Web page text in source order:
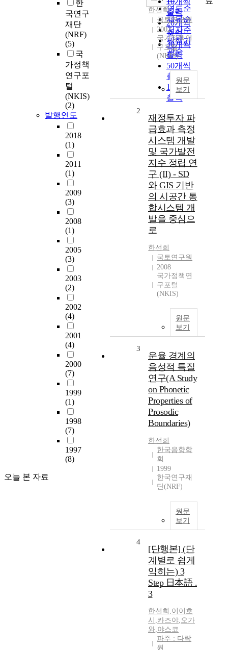
한
국연구
재단
(NRF)
(5)
국
가정책
연구포
털
(NKIS)
(2)
발행연도
2018
(1)
2011
(1)
2009
(3)
2008
(1)
2005
(3)
2003
(2)
2002
(4)
2001
(4)
2000
(7)
1999
(1)
1998
(7)
1997
(8)
오늘 본 자료
연도순
제목순
저자순
발행기
관순
출력
20개씩
출력
30개씩
출력
50개씩
출력
100개씩
출력
한선희
국토연구원
2002
국가정책연
구포털
(NKIS)
원문
보기
2
재정투자 파
급효과 측정
시스템 개발
및 국가발전
지수 정립 연
구 (II) - SD
와 GIS 기반
의 시공간 통
합시스템 개
발을 중심으
로
한선희
국토연구원
2008
국가정책연
구포털
(NKIS)
원문
보기
3
운율 경계의
음성적 특질
연구(A Study
on Phonetic
Properties of
Prosodic
Boundaries)
한선희
한국음향학
회
1999
한국연구재
단(NRF)
원문
보기
4
[단행본] (단
계별로 쉽게
익히는) 3
Step 日本語 .
3
한선희 ,이이호
시 ,카즈야,오가
와,야스코
파주 : 다락
원